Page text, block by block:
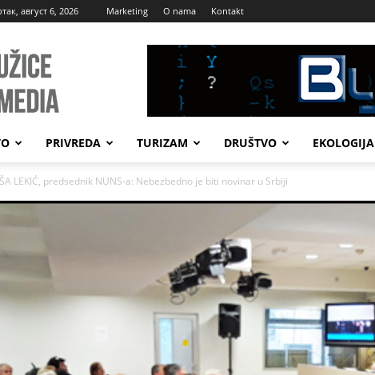
август 6, 2026 Marketing O nama Kontakt
UžiceMedia
PRIVREDA TURIZAM DRUŠTVO EKOLOGIJA
LEKIĆ, predsednik NUNS-a: Nebezbedno je biti novinar u Srbiji